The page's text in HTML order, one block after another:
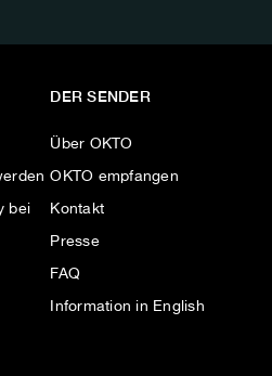
bei
DER SENDER
Über OKTO
OKTO empfangen
Kontakt
Presse
FAQ
Information in English